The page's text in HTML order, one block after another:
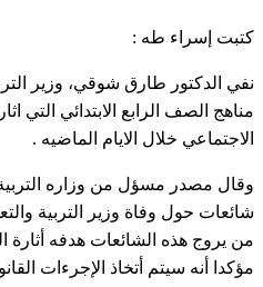
كتبت إسراء طه :
نفي الدكتور طارق شوقي، وزير
مناهج الصف الرابع الابتدائي التي
الاجتماعي خلال الايام الماضيه .
وقال مصدر مسؤل من وزاره
شائعات حول وفاة وزير التربية
من يروج هذه الشائعات هدفه أثارة
مؤكدا أنه سيتم أتخاذ الإجرءات